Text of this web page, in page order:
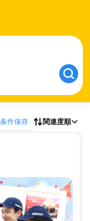
条件保存 関連度順